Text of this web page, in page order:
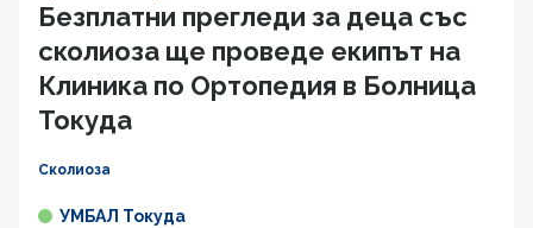
Безплатни прегледи за деца със
сколиоза ще проведе екипът на
Клиника по Ортопедия в Болница
Токуда
Сколиоза
УМБАЛ Токуда